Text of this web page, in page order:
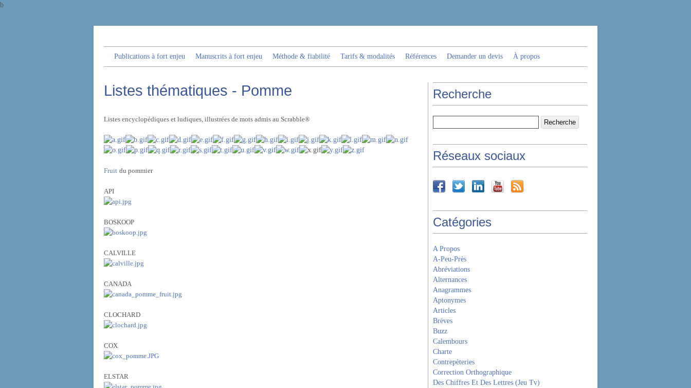
b
Publications à fort enjeu Manuscrits à fort enjeu Méthode & fiabilité Tarifs & modalités Références Demander un devis À propos
Listes thématiques - Pomme
Listes encyclopédiques et ludiques, illustrées de mots admis au Scrabble®
Fruit du pommier
API
BOSKOOP
CALVILLE
CANADA
CLOCHARD
COX
ELSTAR
Recherche
Réseaux sociaux
Catégories
A Propos
A-Peu-Près
Abréviations
Alternances
Anagrammes
Aptonymes
Articles
Brèves
Buzz
Calembours
Charte
Contrepèteries
Correction Orthographique
Des Chiffres Et Des Lettres (Jeu Tv)